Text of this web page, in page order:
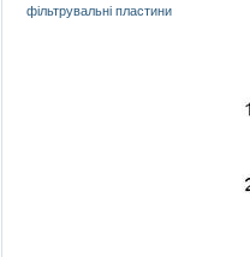
фільтрувальні пластини